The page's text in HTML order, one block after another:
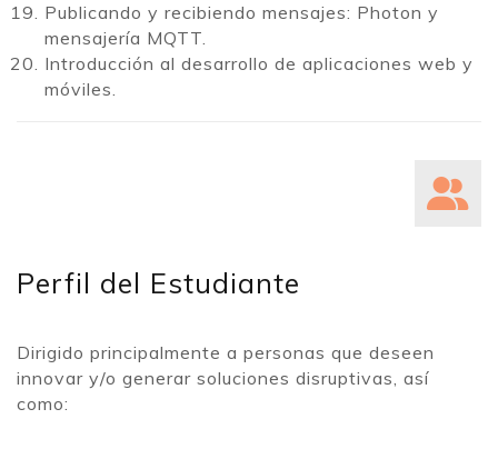
Publicando y recibiendo mensajes: Photon y
mensajería MQTT.
Introducción al desarrollo de aplicaciones web y
móviles.
Perfil del Estudiante
Dirigido principalmente a personas que deseen
innovar y/o generar soluciones disruptivas, así
como: